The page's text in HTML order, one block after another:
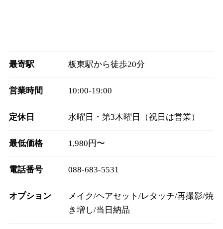
最寄駅 板東駅から徒歩20分
営業時間 10:00‐19:00
定休日 水曜日・第3木曜日（祝日は営業）
最低価格 1,980円〜
電話番号 088-683-5531
オプション
メイク/ヘアセット/レタッチ/再撮影/焼
き増し/当日納品